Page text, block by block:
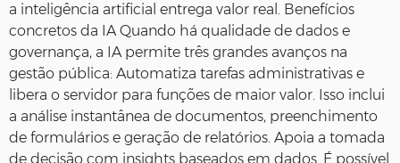
a inteligência artificial entrega valor real. Benefícios
concretos da IA Quando há qualidade de dados e
governança, a IA permite três grandes avanços na
gestão pública: Automatiza tarefas administrativas e
libera o servidor para funções de maior valor. Isso inclui
a análise instantânea de documentos, preenchimento
de formulários e geração de relatórios. Apoia a tomada
de decisão com insights baseados em dados. É possível